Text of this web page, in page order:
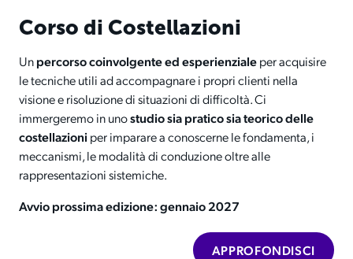
Corso di Costellazioni
Unpercorso coinvolgente ed esperienzialeper acquisire
le tecniche utili ad accompagnare i propri clienti nella
visione e risoluzione di situazioni di difficoltà. Ci
immergeremo in unostudio sia pratico sia teorico delle
costellazioniper imparare a conoscerne le fondamenta, i
meccanismi, le modalità di conduzione oltre alle
rappresentazioni sistemiche.
Avvio prossima edizione: gennaio 2027
APPROFONDISCI